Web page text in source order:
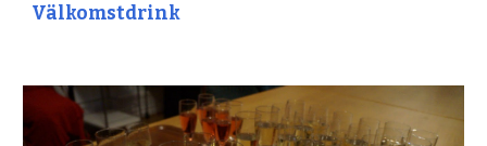
Välkomstdrink